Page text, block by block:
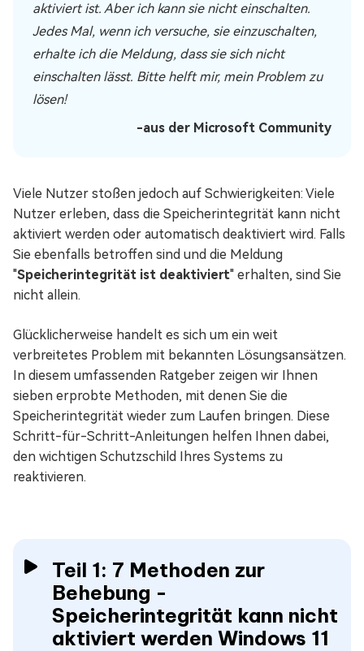
aktiviert ist. Aber ich kann sie nicht einschalten.
Jedes Mal, wenn ich versuche, sie einzuschalten,
erhalte ich die Meldung, dass sie sich nicht
einschalten lässt. Bitte helft mir, mein Problem zu
lösen!
-aus der Microsoft Community
Viele Nutzer stoßen jedoch auf Schwierigkeiten: Viele
Nutzer erleben, dass die Speicherintegrität kann nicht
aktiviert werden oder automatisch deaktiviert wird. Falls
Sie ebenfalls betroffen sind und die Meldung
"Speicherintegrität ist deaktiviert" erhalten, sind Sie
nicht allein.
Glücklicherweise handelt es sich um ein weit
verbreitetes Problem mit bekannten Lösungsansätzen.
In diesem umfassenden Ratgeber zeigen wir Ihnen
sieben erprobte Methoden, mit denen Sie die
Speicherintegrität wieder zum Laufen bringen. Diese
Schritt-für-Schritt-Anleitungen helfen Ihnen dabei,
den wichtigen Schutzschild Ihres Systems zu
reaktivieren.
Teil 1: 7 Methoden zur
Behebung -
Speicherintegrität kann nicht
aktiviert werden Windows 11